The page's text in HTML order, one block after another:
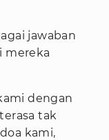
jawaban
mereka
dengan
tak
kami,